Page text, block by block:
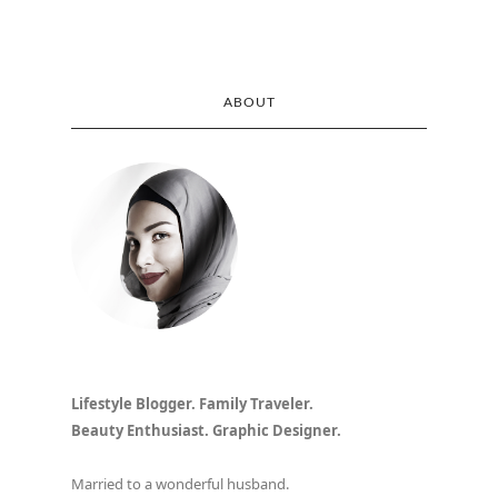
ABOUT
Lifestyle Blogger. Family Traveler.
Beauty Enthusiast. Graphic Designer.
Married to a wonderful husband.